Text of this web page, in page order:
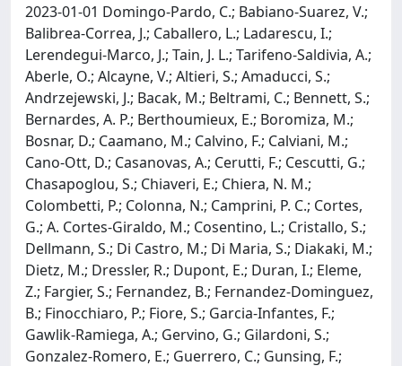
2023-01-01 Domingo-Pardo, C.; Babiano-Suarez, V.;
Balibrea-Correa, J.; Caballero, L.; Ladarescu, I.;
Lerendegui-Marco, J.; Tain, J. L.; Tarifeno-Saldivia, A.;
Aberle, O.; Alcayne, V.; Altieri, S.; Amaducci, S.;
Andrzejewski, J.; Bacak, M.; Beltrami, C.; Bennett, S.;
Bernardes, A. P.; Berthoumieux, E.; Boromiza, M.;
Bosnar, D.; Caamano, M.; Calvino, F.; Calviani, M.;
Cano-Ott, D.; Casanovas, A.; Cerutti, F.; Cescutti, G.;
Chasapoglou, S.; Chiaveri, E.; Chiera, N. M.;
Colombetti, P.; Colonna, N.; Camprini, P. C.; Cortes,
G.; A. Cortes-Giraldo, M.; Cosentino, L.; Cristallo, S.;
Dellmann, S.; Di Castro, M.; Di Maria, S.; Diakaki, M.;
Dietz, M.; Dressler, R.; Dupont, E.; Duran, I.; Eleme,
Z.; Fargier, S.; Fernandez, B.; Fernandez-Dominguez,
B.; Finocchiaro, P.; Fiore, S.; Garcia-Infantes, F.;
Gawlik-Ramiega, A.; Gervino, G.; Gilardoni, S.;
Gonzalez-Romero, E.; Guerrero, C.; Gunsing, F.;